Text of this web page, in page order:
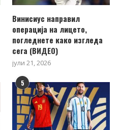
Винисиус направил
операција на лицето,
погледнете како изгледа
сега (ВИДЕО)
јули 21, 2026
5